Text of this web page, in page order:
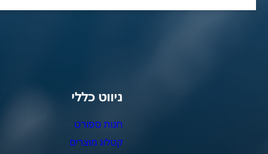
ניווט כללי
חנות ספורט
קטלוג מוצרים